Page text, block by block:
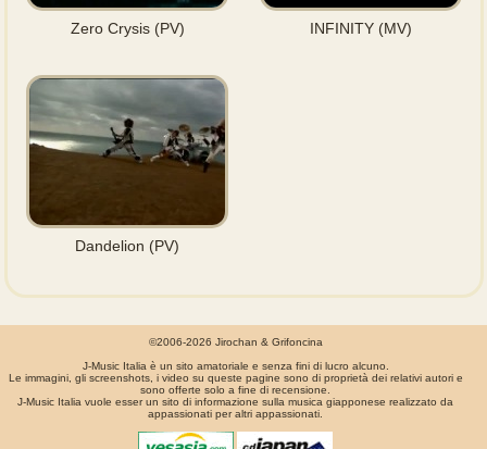
Zero Crysis (PV) INFINITY (MV)
Dandelion (PV)
©2006-2026 Jirochan & Grifoncina
J-Music Italia è un sito amatoriale e senza fini di lucro alcuno.
Le immagini, gli screenshots, i video su queste pagine sono di proprietà dei relativi autori e
sono offerte solo a fine di recensione.
J-Music Italia vuole esser un sito di informazione sulla musica giapponese realizzato da
appassionati per altri appassionati.